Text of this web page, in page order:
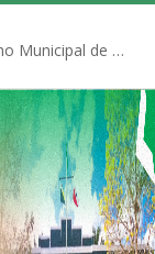
Políticas Municipais aprovadas pelo Conselho Municipal de Educação (CME)